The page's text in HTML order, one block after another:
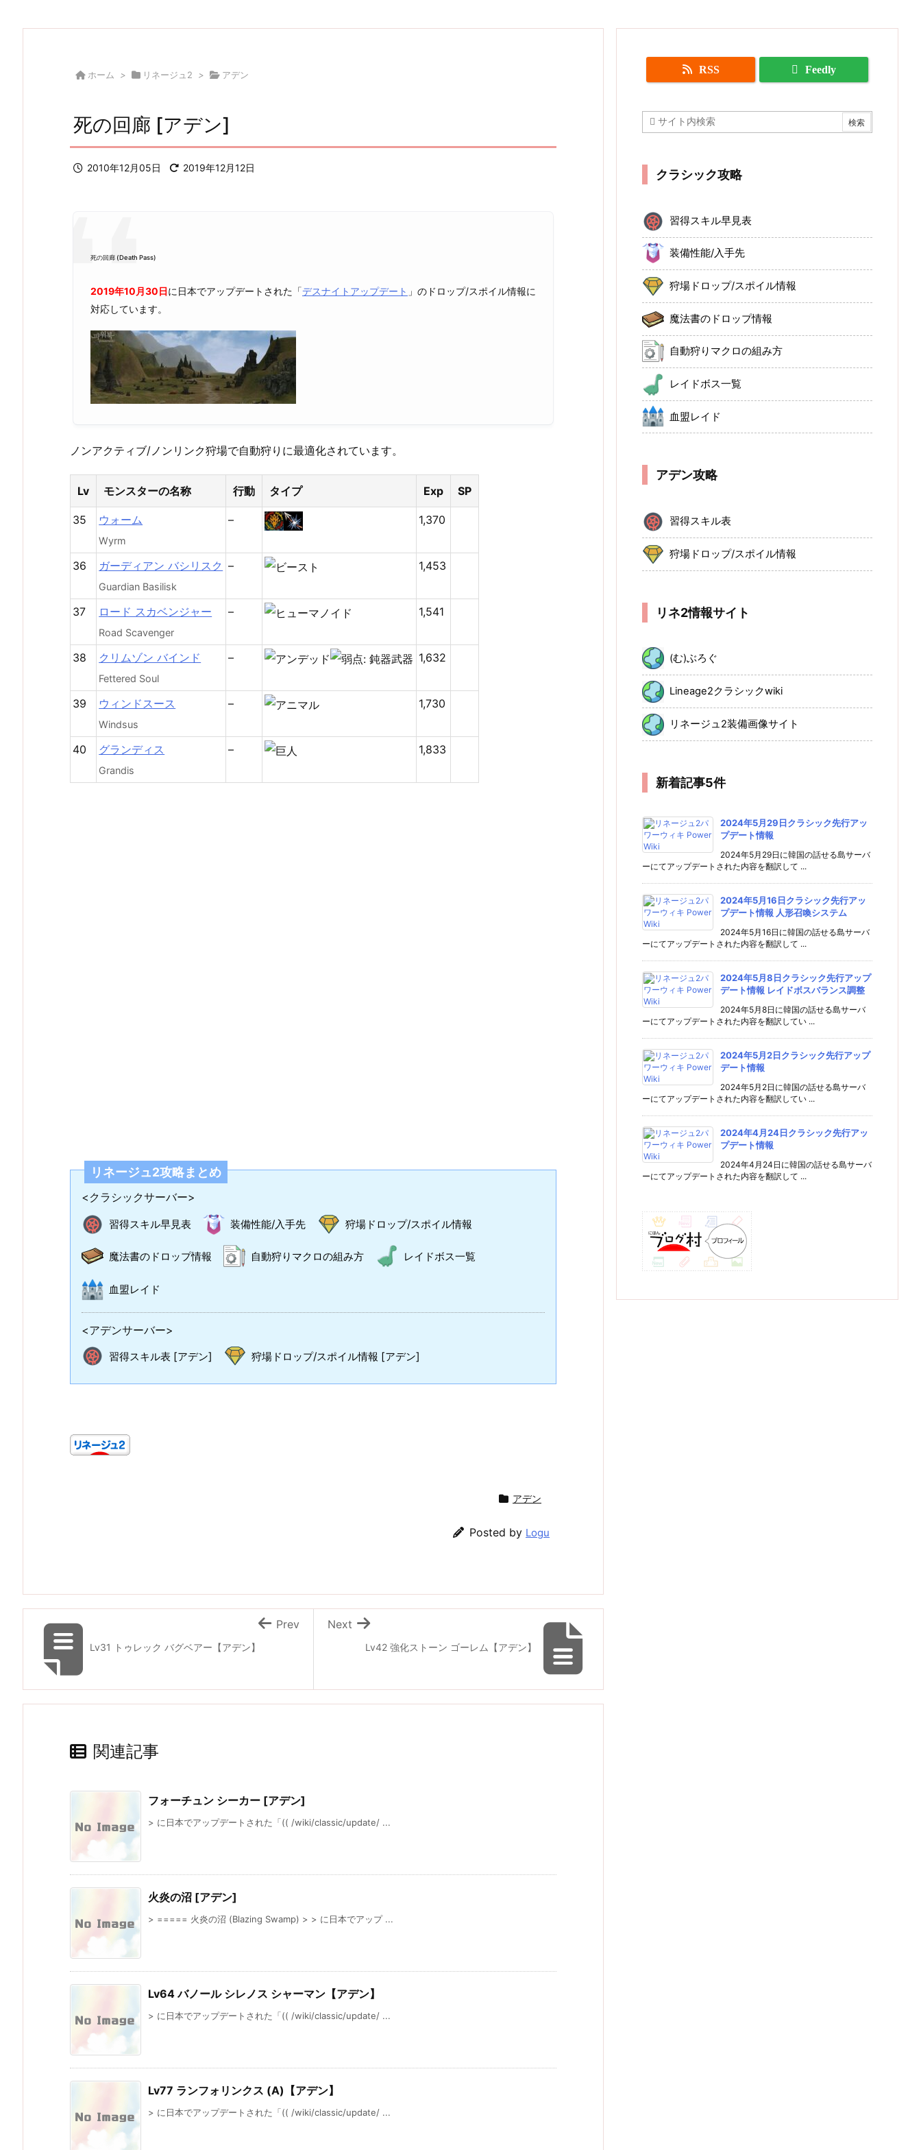
ホーム > リネージュ2 > アデン
死の回廊 [アデン]
2010年12月05日 2019年12月12日
死の回廊 (Death Pass)
2019年10月30日に日本でアップデートされた「デスナイトアップデート 」のドロップ/スポイル情報に
対応しています。
ノンアクティブ/ノンリンク狩場で自動狩りに最適化されています。
Lv モンスターの名称 行動 タイプ Exp SP
35 ウォーム
Wyrm
– 1,370
36 ガーディアン バシリスク
Guardian Basilisk
– 1,453
37 ロード スカベンジャー
Road Scavenger
– 1,541‬
38 クリムゾン バインド
Fettered Soul
– 1,632
39 ウィンドスース
Windsus
– 1,730
40 グランディス
Grandis
– 1,833‬
リネージュ2攻略まとめ
<クラシックサーバー>
習得スキル早見表 装備性能/入手先 狩場ドロップ/スポイル情報
魔法書のドロップ情報 自動狩りマクロの組み方 レイドボス一覧
血盟レイド
<アデンサーバー>
習得スキル表 [アデン] 狩場ドロップ/スポイル情報 [アデン]
アデン
Posted by Logu
Lv42 強化ストーン ゴーレム【アデン】
Next
Lv31 トゥレック バグベアー【アデン】
Prev
関連記事
フォーチュン シーカー [アデン]
> に日本でアップデートされた「(( /wiki/classic/update/ ...
火炎の沼 [アデン]
> ===== 火炎の沼 (Blazing Swamp) > > に日本でアップ ...
Lv64 バノール シレノス シャーマン【アデン】
> に日本でアップデートされた「(( /wiki/classic/update/ ...
Lv77 ランフォリンクス (A)【アデン】
> に日本でアップデートされた「(( /wiki/classic/update/ ...
RSS Feedly
クラシック攻略
習得スキル早見表
装備性能/入手先
狩場ドロップ/スポイル情報
魔法書のドロップ情報
自動狩りマクロの組み方
レイドボス一覧
血盟レイド
アデン攻略
習得スキル表
狩場ドロップ/スポイル情報
リネ2情報サイト
(む)ぶろぐ
Lineage2クラシックwiki
リネージュ2装備画像サイト
新着記事5件
2024年5月29日クラシック先行アッ
プデート情報
2024年5月29日に韓国の話せる島サーバ
ーにてアップデートされた内容を翻訳して ...
2024年5月16日クラシック先行アッ
プデート情報 人形召喚システム
2024年5月16日に韓国の話せる島サーバ
ーにてアップデートされた内容を翻訳して ...
2024年5月8日クラシック先行アップ
デート情報 レイドボスバランス調整
2024年5月8日に韓国の話せる島サーバ
ーにてアップデートされた内容を翻訳してい ...
2024年5月2日クラシック先行アップ
デート情報
2024年5月2日に韓国の話せる島サーバ
ーにてアップデートされた内容を翻訳してい ...
2024年4月24日クラシック先行アッ
プデート情報
2024年4月24日に韓国の話せる島サーバ
ーにてアップデートされた内容を翻訳して ...